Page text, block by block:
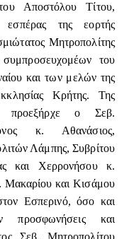
Αποστόλου Τίτου,
της εορτής
Μητροπολίτης
του
και των μελών της
Κρήτης. Της
προεξήρχε ο Σεβ.
κ. Αθανάσιος,
Λάμπης, Συβρίτου
και Χερρονήσου κ.
Μακαρίου και Κισάμου
Εσπερινό, όσο και
προσφωνήσεις και
Σεβ. Μητροπολίτου